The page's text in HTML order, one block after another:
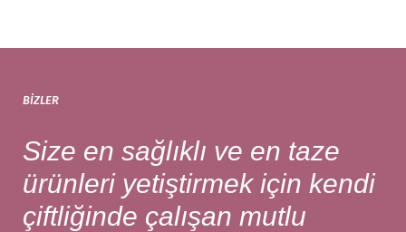
BIZLER
Size en sağlıklı ve en taze
ürünleri yetiştirmek için kendi
çiftliğinde çalışan mutlu